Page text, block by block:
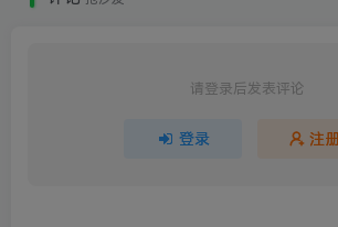
请登录后发表评论
登录 注